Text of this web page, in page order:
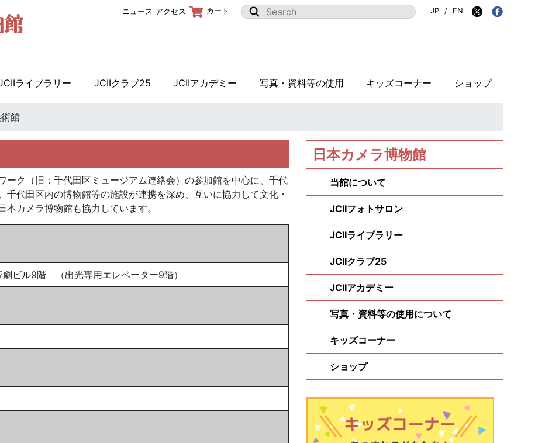
ライブラリー JCIIクラブ25 JCIIアカデミー 写真・資料等の使用 キッズコーナー ショップ
ニュース アクセス カート JP / EN
館
ク（旧：千代田区ミュージアム連絡会）の参加館を中心に、千代
代田区内の博物館等の施設が連携を深め、互いに協力して文化・
カメラ博物館も協力しています。
ビル9階 （出光専用エレベーター9階）
日本カメラ博物館
当館について
JCIIフォトサロン
JCIIライブラリー
JCIIクラブ25
JCIIアカデミー
写真・資料等の使用について
キッズコーナー
ショップ